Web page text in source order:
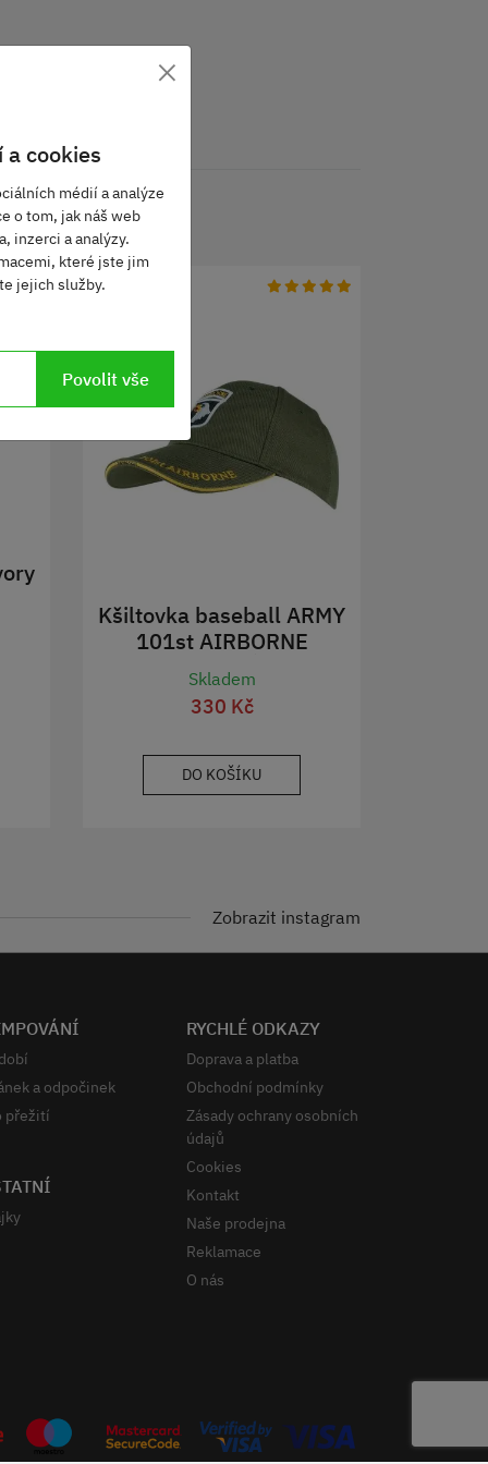
Kšiltovka baseball ARMY
101st AIRBORNE
ZELENÁ
Skladem
330 Kč
DO KOŠÍKU
Zobrazit instagram
a odpočinek
přežití
RYCHLÉ ODKAZY
Doprava a platba
Obchodní podmínky
Zásady ochrany osobních
údajů
Cookies
Kontakt
Naše prodejna
Reklamace
O nás
×
cookies
médií a analýze
o tom, jak náš web
inzerci a analýzy.
které jste jim
jejich služby.
Povolit vše